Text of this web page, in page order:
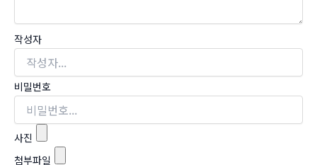
작성자
비밀번호
사진
첨부파일